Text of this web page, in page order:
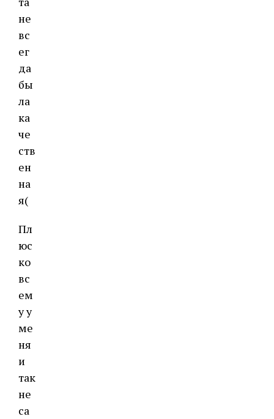
не
вс
ег
да
бы
ла
ка
че
ств
ен
на
я(
Пл
юс
ко
вс
ем
у у
ме
ня
и
так
не
са